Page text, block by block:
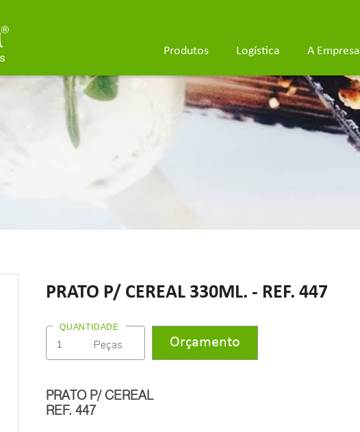
A Empresa
Logística
Produtos
PRATO P/ CEREAL 330ML. - REF. 447
QUANTIDADE
PRATO P/ CEREAL
REF. 447